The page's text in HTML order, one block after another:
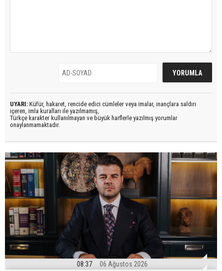
UYARI: Küfür, hakaret, rencide edici cümleler veya imalar, inançlara saldırı
içeren, imla kuralları ile yazılmamış,
Türkçe karakter kullanılmayan ve büyük harflerle yazılmış yorumlar
onaylanmamaktadır.
08:37 06 Ağustos 2026